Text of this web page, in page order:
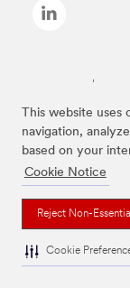
This website
navigation,
based on your
Cookie Notice
Reject Non-
Cookie
Las